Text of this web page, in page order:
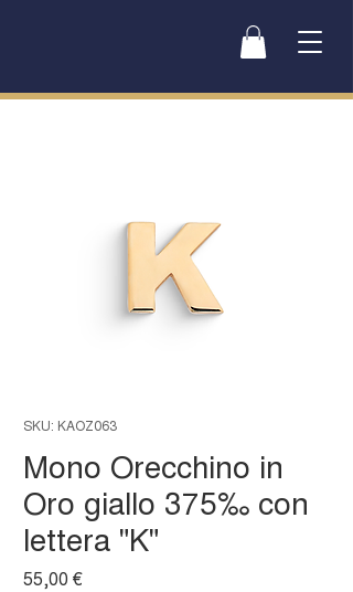
SKU: KAOZ063
Mono Orecchino in
Oro giallo 375‰ con
lettera "K"
55,00 €Prezzo